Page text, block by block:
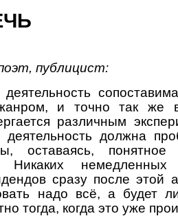
публицист:
деятельность
и точно так же
различным
деятельность должна
оставаясь,
Никаких
сразу после этой
надо всё, а будет
тогда, когда это уже